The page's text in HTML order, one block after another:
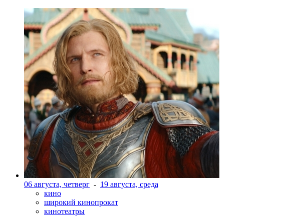
06 августа, четверг - 19 августа, среда
кино
широкий кинопрокат
кинотеатры